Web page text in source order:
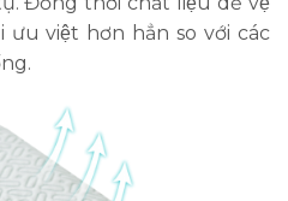
ưu việt hơn hẳn so với các